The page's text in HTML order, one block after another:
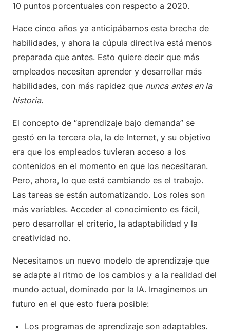
10 puntos porcentuales con respecto a 2020.
Hace cinco años ya anticipábamos esta brecha de
habilidades, y ahora la cúpula directiva está menos
preparada que antes. Esto quiere decir que más
empleados necesitan aprender y desarrollar más
habilidades, con más rapidez que nunca antes en la
historia.
El concepto de “aprendizaje bajo demanda” se
gestó en la tercera ola, la de Internet, y su objetivo
era que los empleados tuvieran acceso a los
contenidos en el momento en que los necesitaran.
Pero, ahora, lo que está cambiando es el trabajo.
Las tareas se están automatizando. Los roles son
más variables. Acceder al conocimiento es fácil,
pero desarrollar el criterio, la adaptabilidad y la
creatividad no.
Necesitamos un nuevo modelo de aprendizaje que
se adapte al ritmo de los cambios y a la realidad del
mundo actual, dominado por la IA. Imaginemos un
futuro en el que esto fuera posible:
Los programas de aprendizaje son adaptables.